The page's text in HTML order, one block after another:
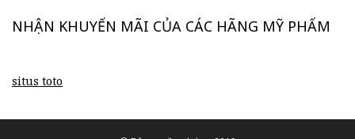
NHẬN KHUYẾN MÃI CỦA CÁC HÃNG MỸ PHẨM
situs toto